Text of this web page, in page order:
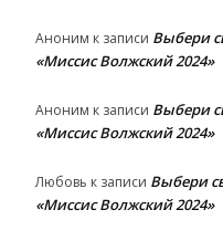
Аноним к записи Выбери
«Миссис Волжский 2024»
Аноним к записи Выбери
«Миссис Волжский 2024»
Любовь к записи Выбери
«Миссис Волжский 2024»